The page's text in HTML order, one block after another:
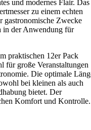
und modernes Flair. Das
zu einem echten
Zwecke
in der Anwendung für
praktischen 12er Pack
für große Veranstaltungen
Die optimale
bei kleinen als auch
bietet. Der
Komfort und Kontrolle.